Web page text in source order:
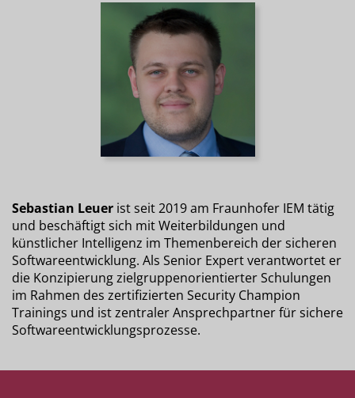
Sebastian Leuer ist seit 2019 am Fraunhofer IEM tätig
und beschäftigt sich mit Weiterbildungen und
künstlicher Intelligenz im Themenbereich der sicheren
Softwareentwicklung. Als Senior Expert verantwortet er
die Konzipierung zielgruppenorientierter Schulungen
im Rahmen des zertifizierten Security Champion
Trainings und ist zentraler Ansprechpartner für sichere
Softwareentwicklungsprozesse.